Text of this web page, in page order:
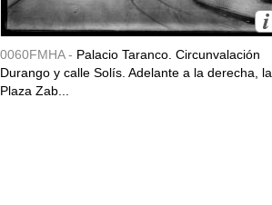
0060FMHA - Palacio Taranco. Circunvalación
Durango y calle Solís. Adelante a la derecha, la
Plaza Zab...